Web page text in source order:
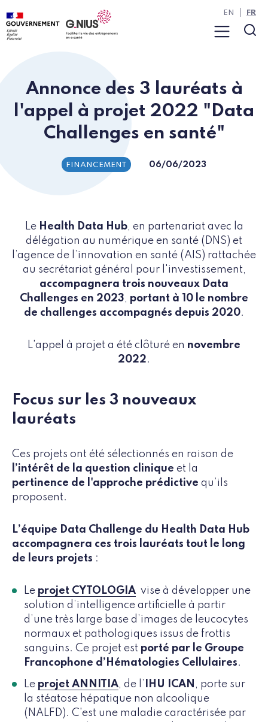
Panneau de gestion des cookies
Aller au contenu
Aller à la navigation
Menu
EN FR
Annonce des 3 lauréats à
l'appel à projet 2022 "Data
Challenges en santé"
FINANCEMENT 06/06/2023
Le Health Data Hub, en partenariat avec la
délégation au numérique en santé (DNS) et
l’agence de l’innovation en santé (AIS) rattachée
au secrétariat général pour l'investissement,
accompagnera trois nouveaux Data
Challenges en 2023, portant à 10 le nombre
de challenges accompagnés depuis 2020.
L'appel à projet a été clôturé en novembre
2022.
Focus sur les 3 nouveaux
lauréats
Ces projets ont été sélectionnés en raison de
l’intérêt de la question clinique et la
pertinence de l'approche prédictive qu’ils
proposent.
L’équipe Data Challenge du Health Data Hub
accompagnera ces trois lauréats tout le long
de leurs projets :
Le projet CYTOLOGIA vise à développer une
solution d’intelligence artificielle à partir
d’une très large base d’images de leucocytes
normaux et pathologiques issus de frottis
sanguins. Ce projet est porté par le Groupe
Francophone d’Hématologies Cellulaires.
Le projet ANNITIA, de l’ IHU ICAN , porte sur
la stéatose hépatique non alcoolique
(NALFD). C'est une maladie caractérisée par